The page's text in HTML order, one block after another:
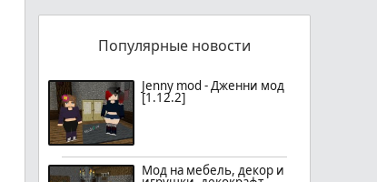
Популярные новости
Jenny mod - Дженни мод
[1.12.2]
Мод на мебель, декор и